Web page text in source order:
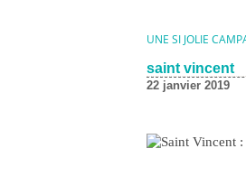
UNE SI JOLIE
saint vincent
22 janvier 2019